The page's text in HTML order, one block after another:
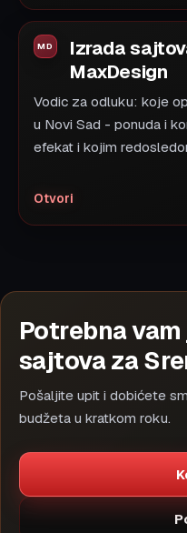
Izrada
MaxDesign
Vodic za odluku: koje
u Novi Sad - ponuda i
efekat i kojim
Otvori
Potrebna
sajtova za
Pošaljite upit i dobićete
budžeta u kratkom roku.